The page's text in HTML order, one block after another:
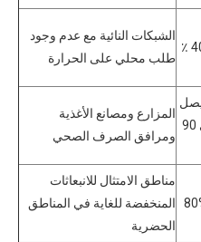
الشبكات النائية مع عدم وجود
طلب محلي على الحرارة
إلى 90
المزارع ومصانع الأغذية
ومرافق الصرف الصحي
مناطق الامتثال للانبعاثات
المنخفضة للغاية في المناطق
الحضرية